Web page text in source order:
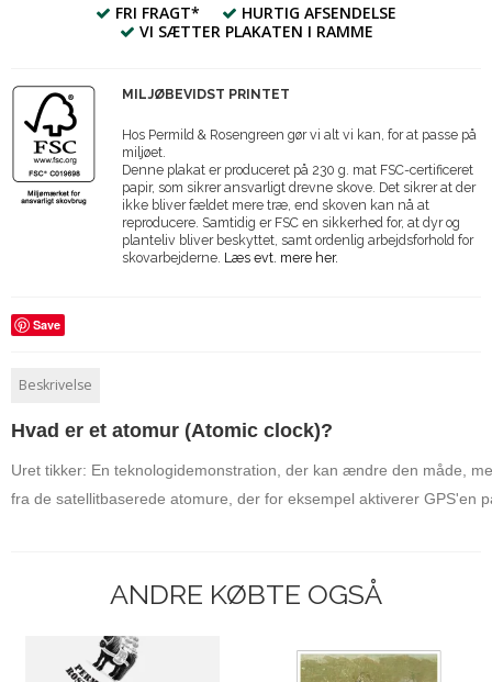
FRI FRAGT*
HURTIG AFSENDELSE
VI SÆTTER PLAKATEN I RAMME
MILJØBEVIDST PRINTET
Hos Permild & Rosengreen gør vi alt vi kan, for at passe på
miljøet.
Denne plakat er produceret på 230 g. mat FSC-certificeret
papir, som sikrer ansvarligt drevne skove. Det sikrer at der
ikke bliver fældet mere træ, end skoven kan nå at
reproducere. Samtidig er FSC en sikkerhed for, at dyr og
planteliv bliver beskyttet, samt ordenlig arbejdsforhold for
skovarbejderne. Læs evt. mere her.
Save
Beskrivelse
Hvad er et atomur (Atomic clock)?
Uret tikker: En teknologidemonstration, der kan ændre den måde,
fra de satellitbaserede atomure, der for eksempel aktiverer
ANDRE KØBTE OGSÅ